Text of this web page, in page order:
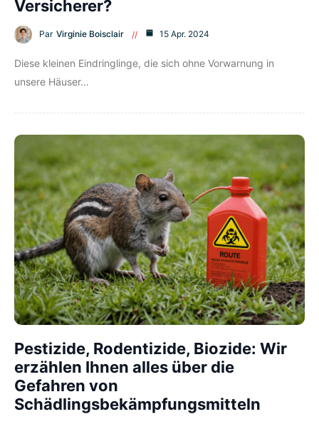
Versicherer?
Par Virginie Boisclair 15 Apr. 2024
Diese kleinen Eindringlinge, die sich ohne Vorwarnung in
unsere Häuser…
Pestizide, Rodentizide, Biozide: Wir
erzählen Ihnen alles über die
Gefahren von
Schädlingsbekämpfungsmitteln